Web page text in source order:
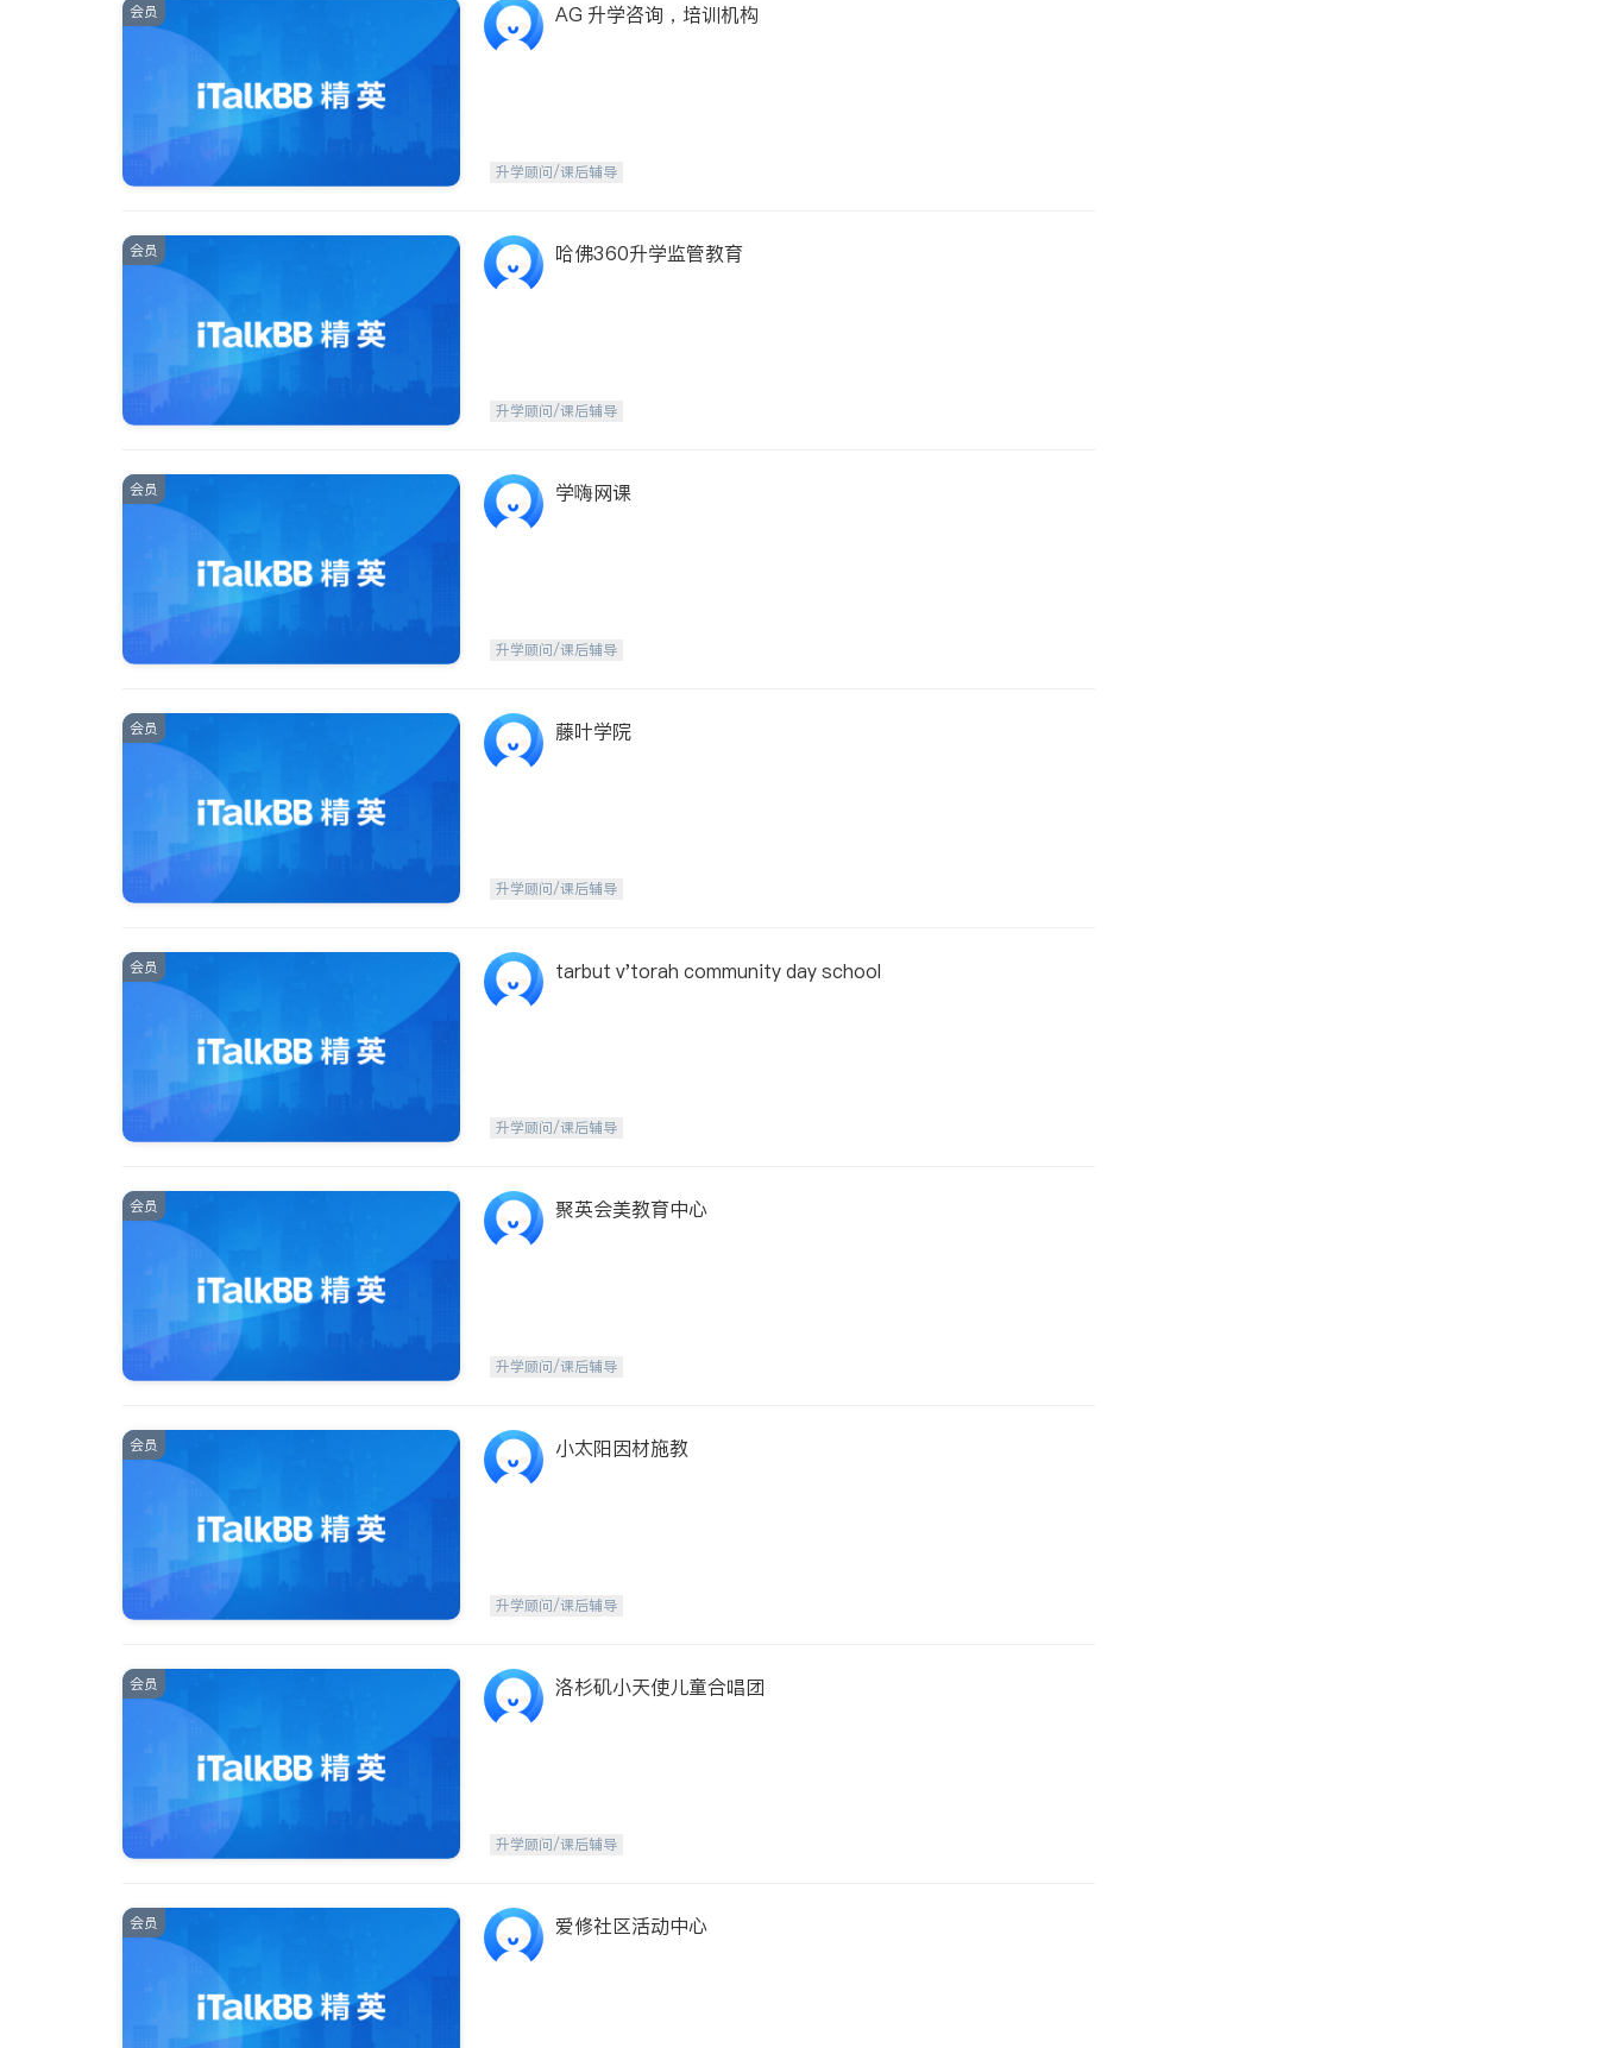
会员 AG 升学咨询，培训机构
升学顾问/课后辅导
会员 哈佛360升学监管教育
升学顾问/课后辅导
会员 学嗨网课
升学顾问/课后辅导
会员 藤叶学院
升学顾问/课后辅导
会员 tarbut v'torah community day school
升学顾问/课后辅导
会员 聚英会美教育中心
升学顾问/课后辅导
会员 小太阳因材施教
升学顾问/课后辅导
会员 洛杉矶小天使儿童合唱团
升学顾问/课后辅导
会员 爱修社区活动中心